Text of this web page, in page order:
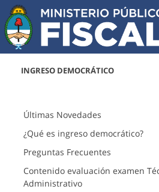
INGRESO DEMOCRÁTICO
Últimas Novedades
¿Qué es ingreso democrático?
Preguntas Frecuentes
Contenido evaluación examen
Administrativo